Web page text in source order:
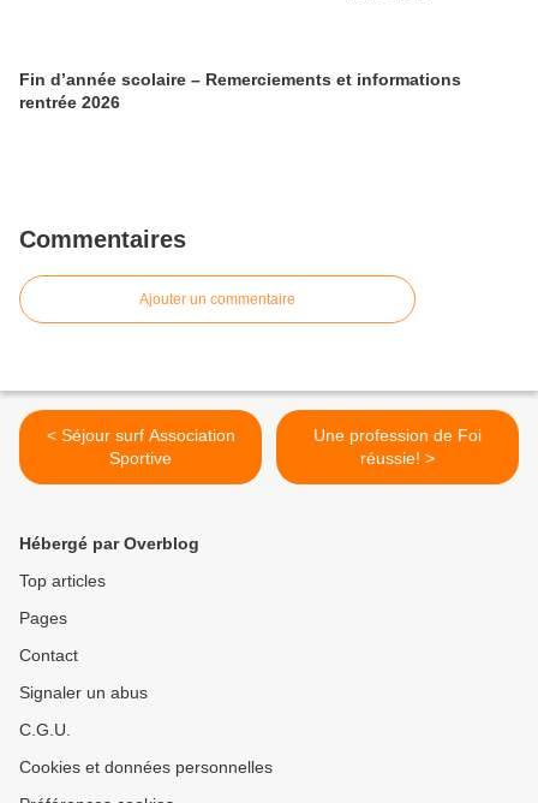
Fin d’année scolaire – Remerciements et informations
rentrée 2026
Commentaires
Ajouter un commentaire
< Séjour surf Association
Sportive
Une profession de Foi
réussie! >
Hébergé par Overblog
Top articles
Pages
Contact
Signaler un abus
C.G.U.
Cookies et données personnelles